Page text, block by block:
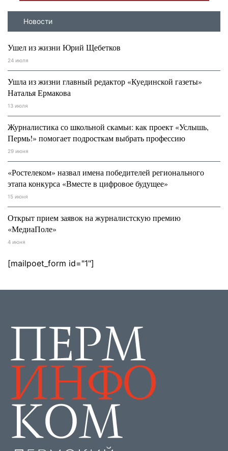
Новости
Ушел из жизни Юрий Щебетков
24 июля
Ушла из жизни главный редактор «Куединской газеты»
Наталья Ермакова
13 июля
Журналистика со школьной скамьи: как проект «Услышь,
Пермь!» помогает подросткам выбрать профессию
29 июня
«Ростелеком» назвал имена победителей регионального
этапа конкурса «Вместе в цифровое будущее»
15 июня
Открыт прием заявок на журналистскую премию
«МедиаПоле»
4 июня
[mailpoet_form id="1"]